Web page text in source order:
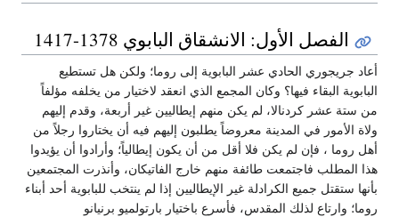
الفصل الأول: الانشقاق البابوي 1378-1417
أعاد جريجوري الحادي عشر البابوية إلى روما؛ ولكن هل تستطيع
البابوية البقاء فيها؟ وكان المجمع الذي انعقد لاختيار من يخلفه مؤلفاً
من ستة عشر كردنالا، لم يكن منهم إيطاليين غير أربعة، وقدم إليهم
ولاة الأمور في المدينة معروضاً يطلبون إليهم فيه أن يختاروا رجلاً من
أهل روما ، فإن لم يكن فلا أقل من أن يكون إيطالياً؛ وأرادوا أن يؤيدوا
هذا المطلب فاجتمعت طائفة منهم خارج الفاتيكان، وأنذرت المجتمعين
بأنها ستقتل جميع الكرادلة غير الإيطاليين إذا لم ينتخب للبابوية أحد أبناء
روما؛ وارتاع لذلك المقدس، فأسرع باختيار بارتولميو برنيانو